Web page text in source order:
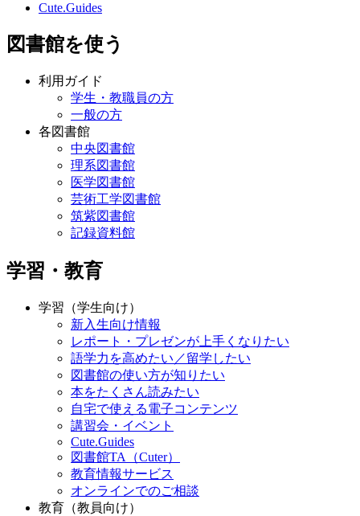
Cute.Guides
図書館を使う
利用ガイド
学生・教職員の方
一般の方
各図書館
中央図書館
理系図書館
医学図書館
芸術工学図書館
筑紫図書館
記録資料館
学習・教育
学習（学生向け）
新入生向け情報
レポート・プレゼンが上手くなりたい
語学力を高めたい／留学したい
図書館の使い方が知りたい
本をたくさん読みたい
自宅で使える電子コンテンツ
講習会・イベント
Cute.Guides
図書館TA（Cuter）
教育情報サービス
オンラインでのご相談
教育（教員向け）